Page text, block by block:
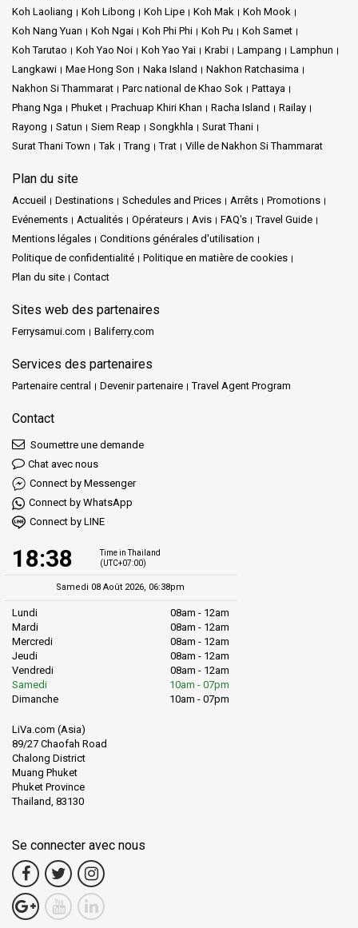
Koh Laoliang
Koh Libong Koh Lipe Koh Mak
Koh Mook
Koh Nang Yuan
Koh Ngai Koh Phi Phi Koh Pu
Koh Samet
Koh Tarutao
Koh Yao Noi Koh Yao Yai Krabi Lampang
Lamphun
Langkawi
Mae Hong Son Naka Island
Nakhon Ratchasima
Nakhon Si Thammarat
Parc national de Khao Sok
Pattaya
Phang Nga
Phuket Prachuap Khiri Khan Racha Island
Railay
Rayong
Satun Siem Reap Songkhla
Surat Thani
Surat Thani Town
Tak Trang Trat Ville de Nakhon Si Thammarat
Plan du site
Accueil Destinations Schedules and Prices Arrêts
Promotions
Evénements
Actualités Opérateurs Avis FAQ's
Travel Guide
Mentions légales
Conditions générales d'utilisation
Politique de confidentialité
Politique en matière de cookies
Plan du site
Contact
Sites web des partenaires
Ferrysamui.com Baliferry.com
Services des partenaires
Partenaire central Devenir partenaire Travel Agent Program
Contact
Soumettre une demande
Chat avec nous
Connect by Messenger
Connect by WhatsApp
Connect by LINE
18:38
Time in Thailand
(UTC+07:00)
Samedi 08 Août 2026, 06:38pm
Lundi
08am - 12am
Mardi
08am - 12am
Mercredi
08am - 12am
Jeudi
08am - 12am
Vendredi
08am - 12am
Samedi
10am - 07pm
Dimanche
10am - 07pm
LiVa.com (Asia)
89/27 Chaofah Road
Chalong District
Muang Phuket
Phuket Province
Thailand, 83130
Se connecter avec nous